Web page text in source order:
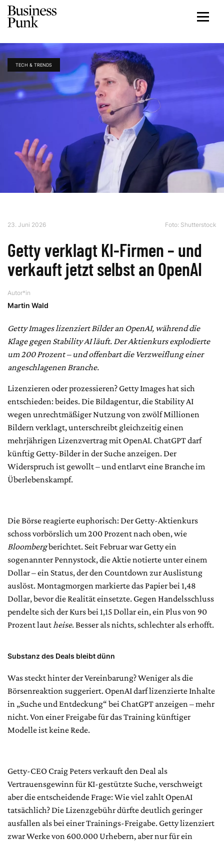
TECH & TRENDS
23. Juni 2026 Foto: Shutterstock
Getty verklagt KI-Firmen – und
verkauft jetzt selbst an OpenAI
Autor*in
Martin Wald
Getty Images lizenziert Bilder an OpenAI, während die
Klage gegen Stability AI läuft. Der Aktienkurs explodierte
um 200 Prozent – und offenbart die Verzweiflung einer
angeschlagenen Branche.
Lizenzieren oder prozessieren? Getty Images hat sich
entschieden: beides. Die Bildagentur, die Stability AI
wegen unrechtmäßiger Nutzung von zwölf Millionen
Bildern verklagt, unterschreibt gleichzeitig einen
mehrjährigen Lizenzvertrag mit OpenAI. ChatGPT darf
künftig Getty-Bilder in der Suche anzeigen. Der
Widerspruch ist gewollt – und entlarvt eine Branche im
Überlebenskampf.
Die Börse reagierte euphorisch: Der Getty-Aktienkurs
schoss vorbörslich um 200 Prozent nach oben, wie
Bloombergberichtet. Seit Februar war Getty ein
sogenannter Pennystock, die Aktie notierte unter einem
Dollar – ein Status, der den Countdown zur Auslistung
auslöst. Montagmorgen markierte das Papier bei 1,48
Dollar, bevor die Realität einsetzte. Gegen Handelsschluss
pendelte sich der Kurs bei 1,15 Dollar ein, ein Plus von 90
Prozent laut heise. Besser als nichts, schlechter als erhofft.
Substanz des Deals bleibt dünn
Was steckt hinter der Vereinbarung? Weniger als die
Börsenreaktion suggeriert. OpenAI darf lizenzierte Inhalte
in „Suche und Entdeckung“ bei ChatGPT anzeigen – mehr
nicht. Von einer Freigabe für das Training künftiger
Modelle ist keine Rede.
Getty-CEO Craig Peters verkauft den Deal als
Vertrauensgewinn für KI-gestützte Suche, verschweigt
aber die entscheidende Frage: Wie viel zahlt OpenAI
tatsächlich? Die Lizenzgebühr dürfte deutlich geringer
ausfallen als bei einer Trainings-Freigabe. Getty lizenziert
zwar Werke von 600.000 Urhebern, aber nur für ein